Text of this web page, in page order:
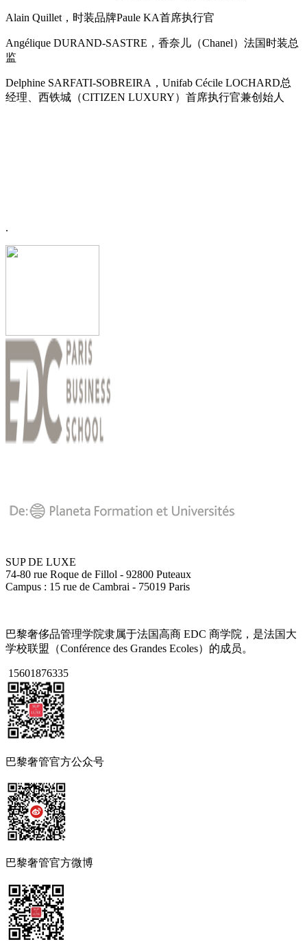
Alain Quillet，时装品牌Paule KA首席执行官
Angélique DURAND-SASTRE，香奈儿（Chanel）法国时装总
监
Delphine SARFATI-SOBREIRA，Unifab Cécile LOCHARD总
经理、西铁城（CITIZEN LUXURY）首席执行官兼创始人
.
SUP DE LUXE
74-80 rue Roque de Fillol - 92800 Puteaux
Campus : 15 rue de Cambrai - 75019 Paris
巴黎奢侈品管理学院隶属于法国高商 EDC 商学院，是法国大
学校联盟（Conférence des Grandes Ecoles）的成员。
15601876335
巴黎奢管官方公众号
巴黎奢管官方微博